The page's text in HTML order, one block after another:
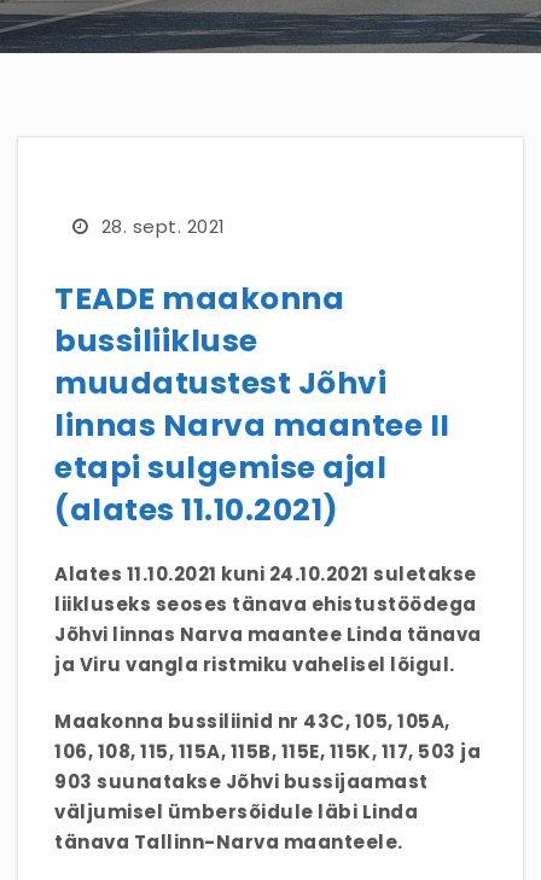
28. sept. 2021
TEADE maakonna
bussiliikluse
muudatustest Jõhvi
linnas Narva maantee II
etapi sulgemise ajal
(alates 11.10.2021)
Alates 11.10.2021 kuni 24.10.2021 suletakse
liikluseks seoses tänava ehistustöödega
Jõhvi linnas Narva maantee Linda tänava
ja Viru vangla ristmiku vahelisel lõigul.
Maakonna bussiliinid nr 43C, 105, 105A,
106, 108, 115, 115A, 115B, 115E, 115K, 117, 503 ja
903 suunatakse Jõhvi bussijaamast
väljumisel ümbersõidule läbi Linda
tänava Tallinn-Narva maanteele.